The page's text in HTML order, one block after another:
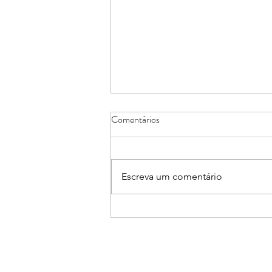
Núcleos de Casa e Decoração e
Comentários
Escreva um comentário